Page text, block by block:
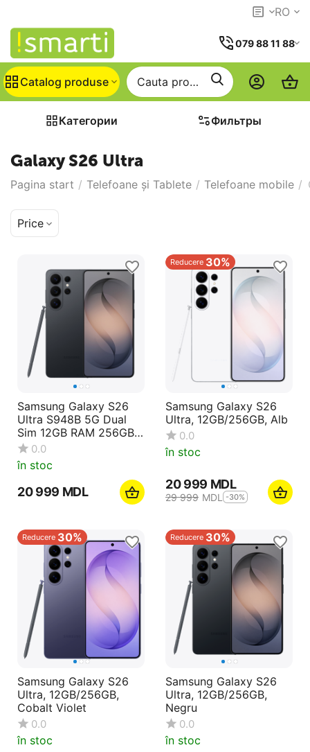
RO
079 88 11 88
Catalog produse
Категории Фильтры
Galaxy S26 Ultra
Pagina start / Telefoane și Tablete / Telefoane mobile /
Price
Samsung Galaxy S26
Ultra S948B 5G Dual
Sim 12GB RAM 256GB
Negru
0.0
în stoc
20 999 MDL
Reducere 30%
Samsung Galaxy S26
Ultra, 12GB/256GB, Alb
0.0
în stoc
20 999 MDL
29 999 MDL -30%
Reducere 30%
Samsung Galaxy S26
Ultra, 12GB/256GB,
Cobalt Violet
0.0
în stoc
Reducere 30%
Samsung Galaxy S26
Ultra, 12GB/256GB,
Negru
0.0
în stoc